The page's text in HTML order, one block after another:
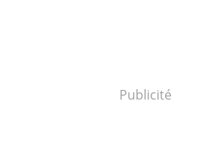
Publicité